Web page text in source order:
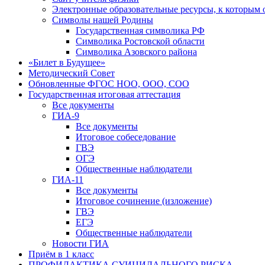
Электронные образовательные ресурсы, к которым
Символы нашей Родины
Государственная символика РФ
Символика Ростовской области
Символика Азовского района
«Билет в Будущее»
Методический Совет
Обновленные ФГОС НОО, ООО, СОО
Государственная итоговая аттестация
Все документы
ГИА-9
Все документы
Итоговое собеседование
ГВЭ
ОГЭ
Общественные наблюдатели
ГИА-11
Все документы
Итоговое сочинение (изложение)
ГВЭ
ЕГЭ
Общественные наблюдатели
Новости ГИА
Приём в 1 класс